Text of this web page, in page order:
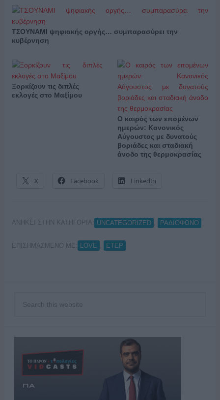
ΤΣΟΥΝΑΜΙ ψηφιακής οργής… συμπαρασύρει την
κυβέρνηση
Ξορκίζουν τις διπλές
εκλογές στο Μαξίμου
Ο καιρός των επομένων
ημερών: Κανονικός
Αύγουστος με δυνατούς
βοριάδες και σταδιακή
άνοδο της θερμοκρασίας
X Facebook LinkedIn
ΑΝΗΚΕΙ ΣΤΗΝ ΚΑΤΗΓΟΡΙΑ: UNCATEGORIZED ΡΑΔΙΟΦΩΝΟ
ΕΠΙΣΗΜΑΣΜΕΝΟ ΜΕ: LOVE ΕΤΕΡ